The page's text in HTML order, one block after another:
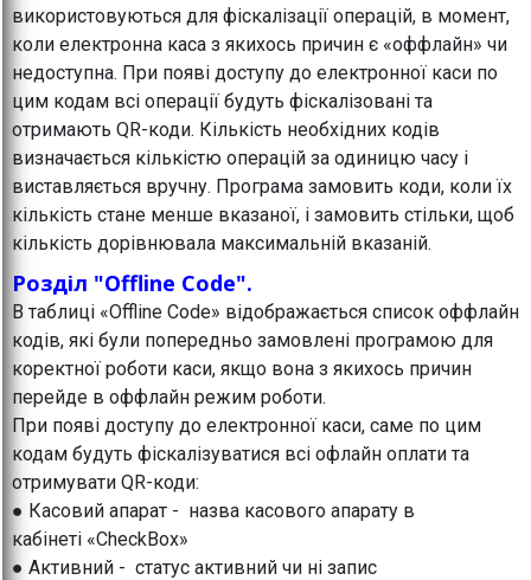
використовуються для фіскалізації операцій, в момент,
коли електронна каса з якихось причин є «оффлайн» чи
недоступна. При появі доступу до електронної каси по
цим кодам всі операції будуть фіскалізовані та
отримають QR-коди. Кількість необхідних кодів
визначається кількістю операцій за одиницю часу і
виставляється вручну. Програма замовить коди, коли їх
кількість стане менше вказаної, і замовить стільки, щоб
кількість дорівнювала максимальній вказаній.
Розділ "Offline Code".
В таблиці «Offline Code» відображається список оффлайн
кодів, які були попередньо замовлені програмою для
коректної роботи каси, якщо вона з якихось причин
перейде в оффлайн режим роботи.
При появі доступу до електронної каси, саме по цим
кодам будуть фіскалізуватися всі офлайн оплати та
отримувати QR-коди:
● Касовий апарат - назва касового апарату в
кабінеті «CheckBox»
● Активний - статус активний чи ні запис